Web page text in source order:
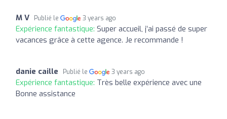
M V Publié le 3 years ago
Expérience fantastique: Super accueil, j’ai passé de super
vacances grâce à cette agence. Je recommande !
danie caille Publié le 3 years ago
Expérience fantastique: Très belle expérience avec une
Bonne assistance